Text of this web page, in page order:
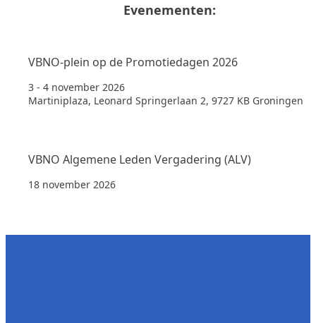
Evenementen:
VBNO-plein op de Promotiedagen 2026
3 - 4 november 2026
Martiniplaza, Leonard Springerlaan 2, 9727 KB Groningen
VBNO Algemene Leden Vergadering (ALV)
18 november 2026